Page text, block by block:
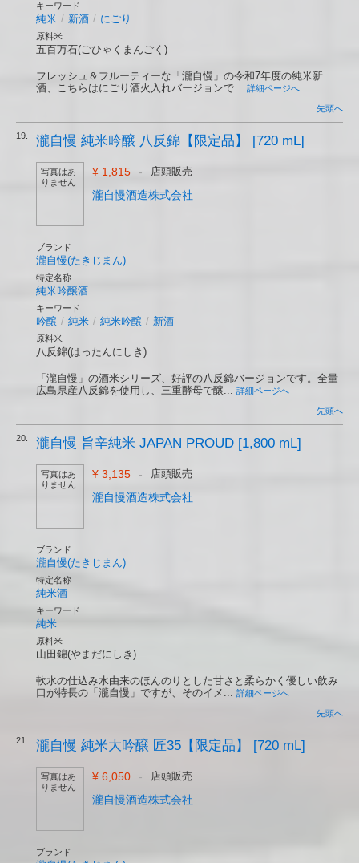
キーワード
純米 / 新酒 / にごり
原料米
五百万石(ごひゃくまんごく)
フレッシュ＆フルーティーな「瀧自慢」の令和7年度の純米新
酒、こちらはにごり酒火入れバージョンで... 詳細ページへ
先頭へ
19. 瀧自慢 純米吟醸 八反錦【限定品】 [720 mL]
写真はあ
りません
¥ 1,815 - 店頭販売
瀧自慢酒造株式会社
ブランド
瀧自慢(たきじまん)
特定名称
純米吟醸酒
キーワード
吟醸 / 純米 / 純米吟醸 / 新酒
原料米
八反錦(はったんにしき)
「瀧自慢」の酒米シリーズ、好評の八反錦バージョンです。全量
広島県産八反錦を使用し、三重酵母で醸... 詳細ページへ
先頭へ
20. 瀧自慢 旨辛純米 JAPAN PROUD [1,800 mL]
写真はあ
りません
¥ 3,135 - 店頭販売
瀧自慢酒造株式会社
ブランド
瀧自慢(たきじまん)
特定名称
純米酒
キーワード
純米
原料米
山田錦(やまだにしき)
軟水の仕込み水由来のほんのりとした甘さと柔らかく優しい飲み
口が特長の「瀧自慢」ですが、そのイメ... 詳細ページへ
先頭へ
21. 瀧自慢 純米大吟醸 匠35【限定品】 [720 mL]
写真はあ
りません
¥ 6,050 - 店頭販売
瀧自慢酒造株式会社
ブランド